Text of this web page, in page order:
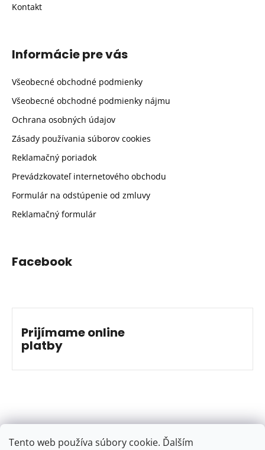
Tento web používa súbory cookie. Ďalším
Kontakt
Informácie pre vás
Všeobecné obchodné podmienky
Všeobecné obchodné podmienky nájmu
Ochrana osobných údajov
Zásady používania súborov cookies
Reklamačný poriadok
Prevádzkovateľ internetového obchodu
Formulár na odstúpenie od zmluvy
Reklamačný formulár
Facebook
Prijímame online
platby